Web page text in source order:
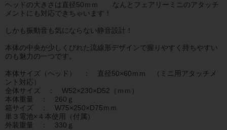
ヘッドの大きさは直径50ｍｍ なんとフェアリーミニのアタッチ
メントにも対応できちゃいます！
しかも振動音も気にならない静音設計！
本体の中央が少しくびれた流線形デザインで握りやすく持ちやすい
のも魅力の一つです。
本体サイズ（ヘッド） ： 直径50×60ｍｍ （ミニ用アタッチメ
ント対応）
全体サイズ ： W52×230×D52（ｍｍ）
本体重量 ： 260ｇ
箱サイズ ： W75×250×D75ｍｍ
単３電池×４本使用（付属）
外装重量 ： 330ｇ